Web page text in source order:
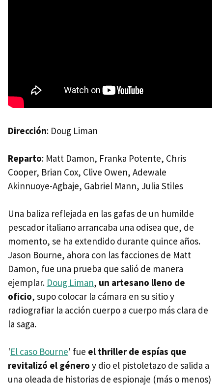
Dirección: Doug Liman
Reparto: Matt Damon, Franka Potente, Chris
Cooper, Brian Cox, Clive Owen, Adewale
Akinnuoye-Agbaje, Gabriel Mann, Julia Stiles
Una baliza reflejada en las gafas de un humilde
pescador italiano arrancaba una odisea que, de
momento, se ha extendido durante quince años.
Jason Bourne, ahora con las facciones de Matt
Damon, fue una prueba que salió de manera
ejemplar. Doug Liman, un artesano lleno de
oficio, supo colocar la cámara en su sitio y
radiografiar la acción cuerpo a cuerpo más clara de
la saga.
'El caso Bourne' fue el thriller de espías que
revitalizó el género y dio el pistoletazo de salida a
una oleada de historias de espionaje (más o menos)